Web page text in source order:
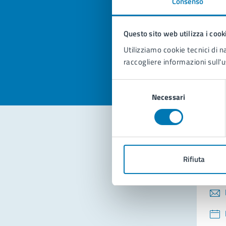
Questo sito web utilizza i
Utilizziamo cookie tecnici di
raccogliere informazioni
consenso
Necessari
Rifiuta